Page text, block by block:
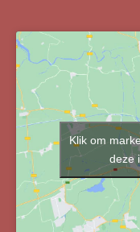
Klik om
deze